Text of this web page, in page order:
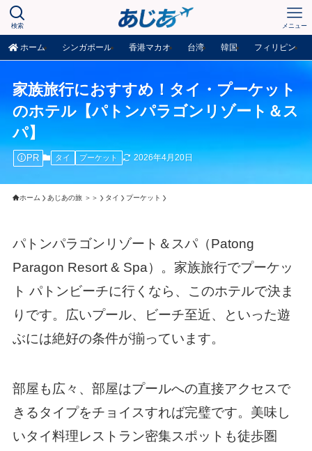
検索 メニュー
ホーム シンガポール 香港マカオ 台湾 韓国 フィリピン
家族旅行におすすめ！タイ・プーケット
のホテル【パトンパラゴンリゾート＆ス
パ】
PR タイ プーケット 2026年4月20日
ホーム あじあの旅 ＞＞ タイ プーケット
パトンパラゴンリゾート＆スパ（Patong
Paragon Resort & Spa）。家族旅行でプーケッ
ト パトンビーチに行くなら、このホテルで決ま
りです。広いプール、ビーチ至近、といった遊
ぶには絶好の条件が揃っています。
部屋も広々、部屋はプールへの直接アクセスで
きるタイプをチョイスすれば完璧です。美味し
いタイ料理レストラン密集スポットも徒歩圏